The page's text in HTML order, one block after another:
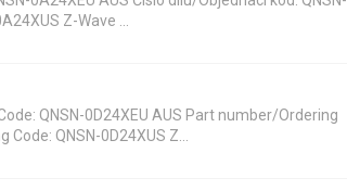
Z-Wave ...
QNSN-0D24XEU AUS Part number/Ordering
QNSN-0D24XUS Z...